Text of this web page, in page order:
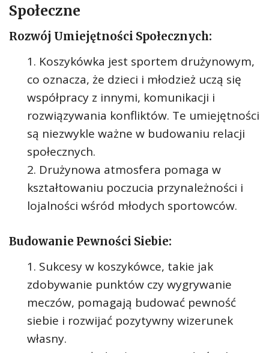
Społeczne
Rozwój Umiejętności Społecznych:
Koszykówka jest sportem drużynowym,
co oznacza, że dzieci i młodzież uczą się
współpracy z innymi, komunikacji i
rozwiązywania konfliktów. Te umiejętności
są niezwykle ważne w budowaniu relacji
społecznych.
Drużynowa atmosfera pomaga w
kształtowaniu poczucia przynależności i
lojalności wśród młodych sportowców.
Budowanie Pewności Siebie:
Sukcesy w koszykówce, takie jak
zdobywanie punktów czy wygrywanie
meczów, pomagają budować pewność
siebie i rozwijać pozytywny wizerunek
własny.